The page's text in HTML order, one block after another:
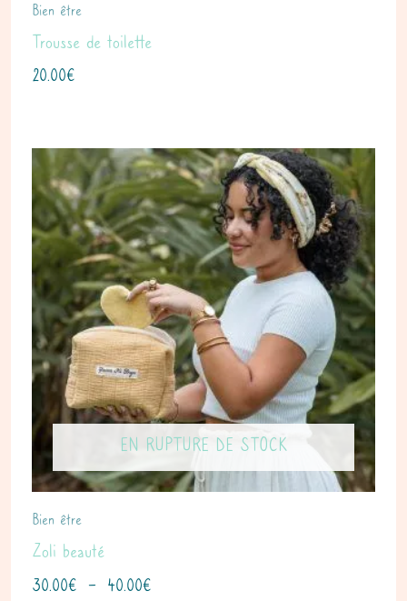
Bien être
Trousse de toilette
20.00€
EN RUPTURE DE STOCK
Bien être
Zoli beauté
30.00€ – 40.00€
Plage
de
prix :
30.00€
à
40.00€